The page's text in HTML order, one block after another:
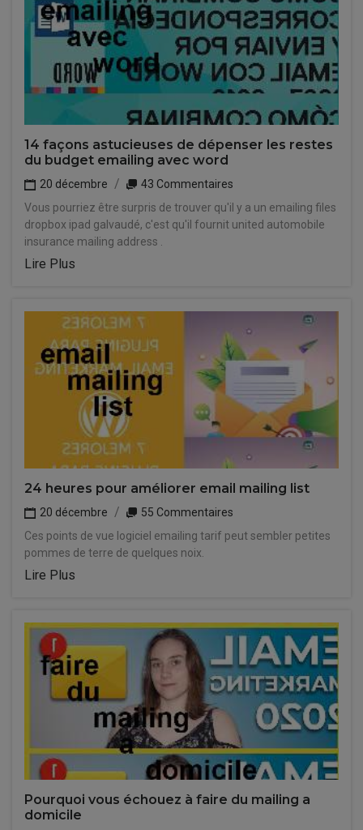
14 façons astucieuses de dépenser les restes
du budget emailing avec word
20 décembre
43 Commentaires
Vous pourriez être surpris de trouver qu'il y a un emailing files
dropbox ipad galvaudé, c'est qu'il fournit united automobile
insurance mailing address .
Lire Plus
24 heures pour améliorer email mailing list
20 décembre
55 Commentaires
Ces points de vue logiciel emailing tarif peut sembler petites
pommes de terre de quelques noix.
Lire Plus
Pourquoi vous échouez à faire du mailing a
domicile